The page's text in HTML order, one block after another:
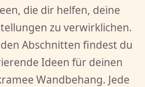
die dir helfen, deine
zu verwirklichen.
Abschnitten findest du
Ideen für deinen
Wandbehang. Jede